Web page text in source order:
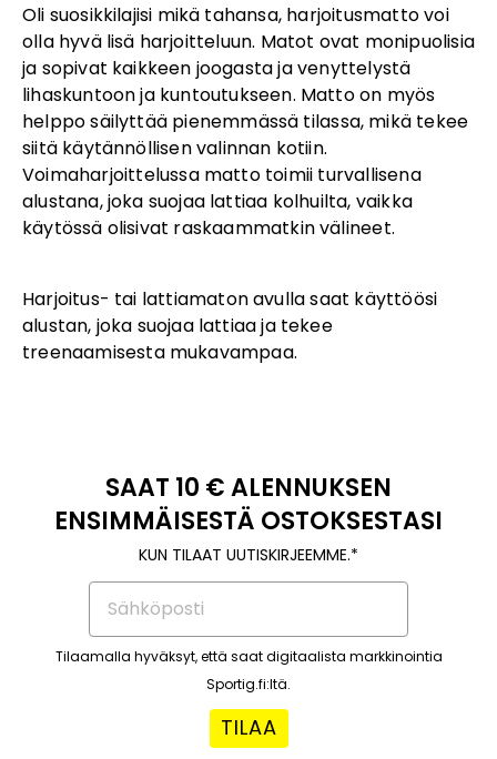
Oli suosikkilajisi mikä tahansa, harjoitusmatto voi
olla hyvä lisä harjoitteluun. Matot ovat monipuolisia
ja sopivat kaikkeen joogasta ja venyttelystä
lihaskuntoon ja kuntoutukseen. Matto on myös
helppo säilyttää pienemmässä tilassa, mikä tekee
siitä käytännöllisen valinnan kotiin.
Voimaharjoittelussa matto toimii turvallisena
alustana, joka suojaa lattiaa kolhuilta, vaikka
käytössä olisivat raskaammatkin välineet.
Harjoitus- tai lattiamaton avulla saat käyttöösi
alustan, joka suojaa lattiaa ja tekee
treenaamisesta mukavampaa.
SAAT 10 € ALENNUKSEN
ENSIMMÄISESTÄ OSTOKSESTASI
KUN TILAAT UUTISKIRJEEMME.*
Tilaamalla hyväksyt, että saat digitaalista markkinointia
Sportig.fi:ltä.
TILAA